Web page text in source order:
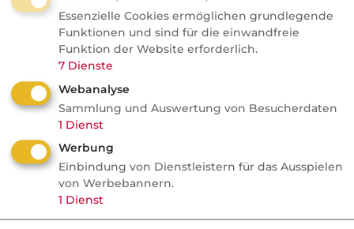
von Fernsehgeräten. Durch fehlerhafte
der Geräte kommt es zu Bränden in den
von Kunststoffgehäusen für Computer.
Mischung der Komponenten kommt es zur
aus dem Computergehäuse. Private
Gesundheitsschäden.
Haftpflicht
Essenzielle Cookies ermöglichen grundlegende
Funktionen und sind für die einwandfreie
Funktion der Website erforderlich.
7 Dienste
Webanalyse
Sammlung und Auswertung von Besucherdaten
1 Dienst
Werbung
Einbindung von Dienstleistern für das Ausspielen
von Werbebannern.
1 Dienst